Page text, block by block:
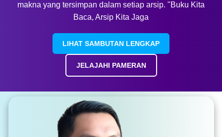
makna yang tersimpan dalam setiap arsip. "Buku Kita
Baca, Arsip Kita Jaga
LIHAT SAMBUTAN LENGKAP
JELAJAHI PAMERAN